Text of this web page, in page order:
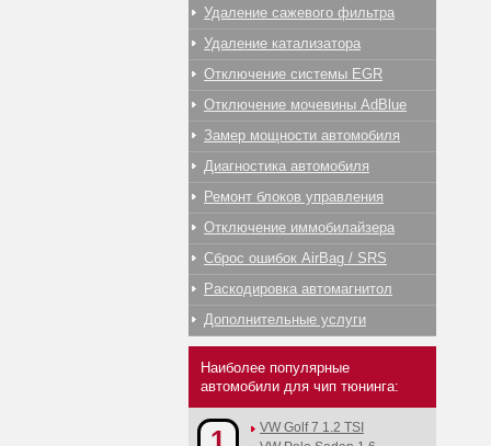
Удаление сажевого фильтра
Удаление катализатора
Отключение системы EGR
Отключение мочевины AdBlue
Замер мощности автомобиля
Диагностика автомобиля
Ремонт блоков управления
Отключение иммобилайзера
Сброс ошибок AirBag / SRS
Раскодировка автомагнитол
Дополнительные услуги
Наиболее популярные
автомобили для чип тюнинга:
1
VW Golf 7 1.2 TSI